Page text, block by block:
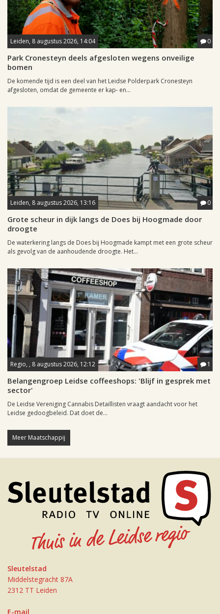
Leiden, 8 augustus 2026, 14:04 0
Park Cronesteyn deels afgesloten wegens onveilige
bomen
De komende tijd is een deel van het Leidse Polderpark Cronesteyn
afgesloten, omdat de gemeente er kap- en...
Leiden, 8 augustus 2026, 13:16 0
Grote scheur in dijk langs de Does bij Hoogmade door
droogte
De waterkering langs de Does bij Hoogmade kampt met een grote scheur
als gevolg van de aanhoudende droogte. Het...
Regio, , 8 augustus 2026, 12:12 1
Belangengroep Leidse coffeeshops: 'Blijf in gesprek met
sector'
De Leidse Vereniging Cannabis Detaillisten vraagt aandacht voor het
Leidse gedoogbeleid. Dat doet de...
Meer Maatschappij
Sleutelstad
Middelstegracht 87A
2312 TT Leiden
E-mail